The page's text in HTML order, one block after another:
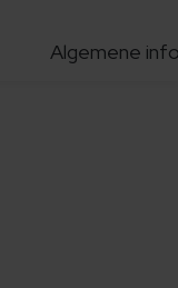
Algemene